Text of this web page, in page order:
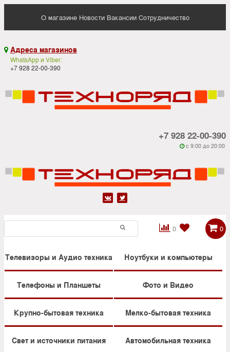
О магазине Новости Вакансии Сотрудничество
 Адреса магазинов
WhatsApp и Viber:
+7 928 22-00-390
+7 928 22-00-390
 c 9:00 до 20:00
 
0

 0
Телевизоры и Аудио техника Ноутбуки и компьютеры
Телефоны и Планшеты Фото и Видео
Крупно-бытовая техника Мелко-бытовая техника
Свет и источники питания Автомобильная техника